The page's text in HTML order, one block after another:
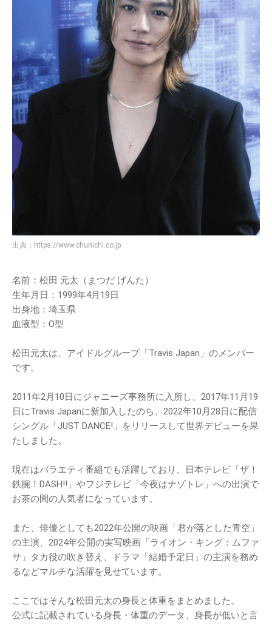
出典： https://www.chunichi.co.jp
名前：松田 元太（まつだ げんた）
生年月日：1999年4月19日
出身地：埼玉県
血液型：O型
松田元太は、アイドルグループ「Travis Japan」のメンバー
です。
2011年2月10日にジャニーズ事務所に入所し、2017年11月19
日にTravis Japanに新加入したのち、2022年10月28日に配信
シングル「JUST DANCE!」をリリースして世界デビューを果
たしました。
現在はバラエティ番組でも活躍しており、日本テレビ「ザ！
鉄腕！DASH!!」やフジテレビ「今夜はナゾトレ」への出演で
お茶の間の人気者になっています。
また、俳優としても2022年公開の映画「君が落とした青空」
の主演、2024年公開の実写映画「ライオン・キング：ムファ
サ」タカ役の吹き替え、ドラマ「結婚予定日」の主演を務め
るなどマルチな活躍を見せています。
ここではそんな松田元太の身長と体重をまとめました。
公式に記載されている身長・体重のデータ、身長が低いと言